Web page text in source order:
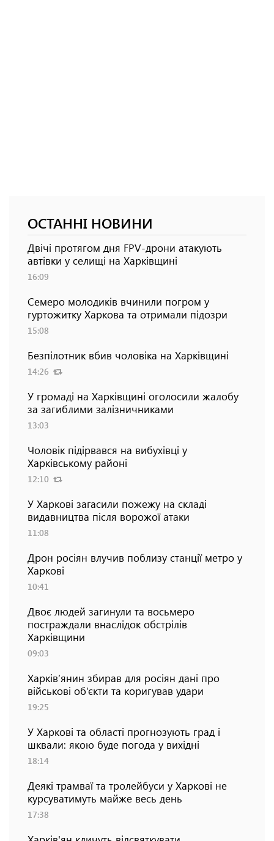
ОСТАННІ НОВИНИ
Двічі протягом дня FPV-дрони атакують
автівки у селищі на Харківщині
16:09
Семеро молодиків вчинили погром у
гуртожитку Харкова та отримали підозри
15:08
Безпілотник вбив чоловіка на Харківщині
14:26
У громаді на Харківщині оголосили жалобу
за загиблими залізничниками
13:03
Чоловік підірвався на вибухівці у
Харківському районі
12:10
У Харкові загасили пожежу на складі
видавництва після ворожої атаки
11:08
Дрон росіян влучив поблизу станції метро у
Харкові
10:41
Двоє людей загинули та восьмеро
постраждали внаслідок обстрілів
Харківщини
09:03
Харків’янин збирав для росіян дані про
військові об’єкти та коригував удари
19:25
У Харкові та області прогнозують град і
шквали: якою буде погода у вихідні
18:14
Деякі трамваї та тролейбуси у Харкові не
курсуватимуть майже весь день
17:38